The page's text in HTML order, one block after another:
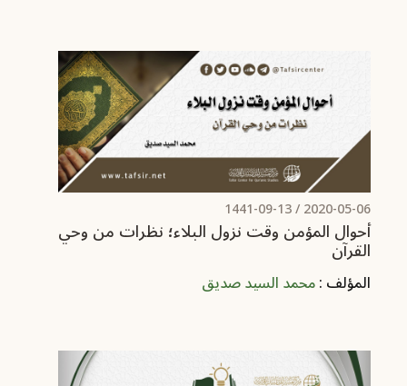
2020-05-06
/ 1441-09-13
أحوال المؤمن وقت نزول البلاء؛ نظرات من وحي
القرآن
المؤلف :محمد السيد صديق